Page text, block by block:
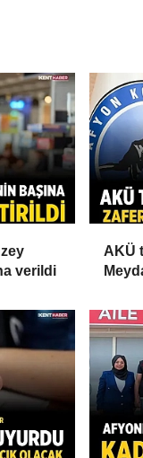
verildi
AKÜ